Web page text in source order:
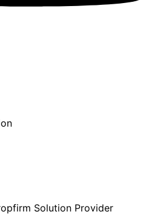
Solution Provider